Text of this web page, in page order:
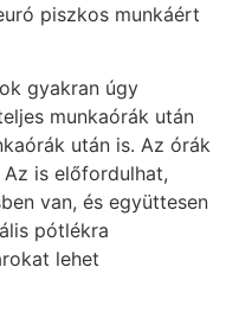
piszkos munkáért
gyakran úgy
munkaórák után
után is. Az órák
is előfordulhat,
van, és együttesen
pótlékra
lehet